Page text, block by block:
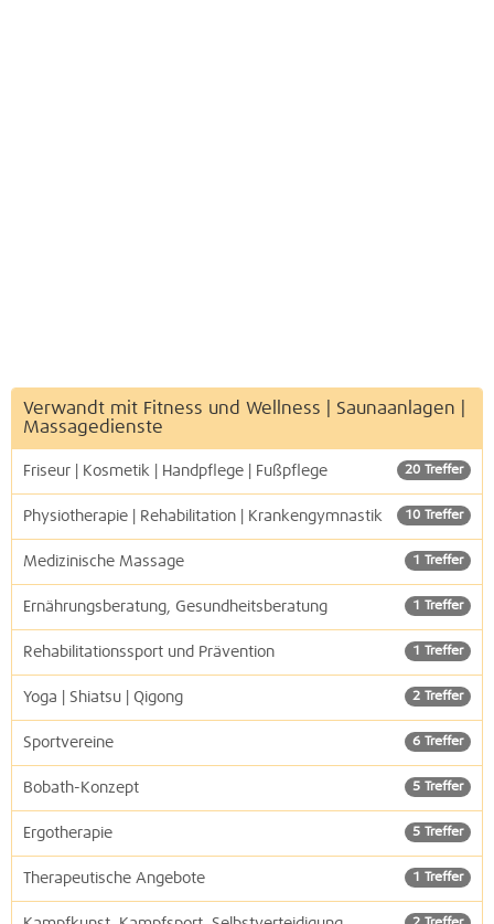
Verwandt mit Fitness und Wellness | Saunaanlagen |
Massagedienste
20 Treffer
Friseur | Kosmetik | Handpflege | Fußpflege
10 Treffer
Physiotherapie | Rehabilitation | Krankengymnastik
1 Treffer
Medizinische Massage
1 Treffer
Ernährungsberatung, Gesundheitsberatung
1 Treffer
Rehabilitationssport und Prävention
2 Treffer
Yoga | Shiatsu | Qigong
6 Treffer
Sportvereine
5 Treffer
Bobath-Konzept
5 Treffer
Ergotherapie
1 Treffer
Therapeutische Angebote